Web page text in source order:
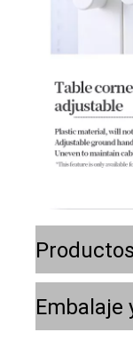
Embalaje